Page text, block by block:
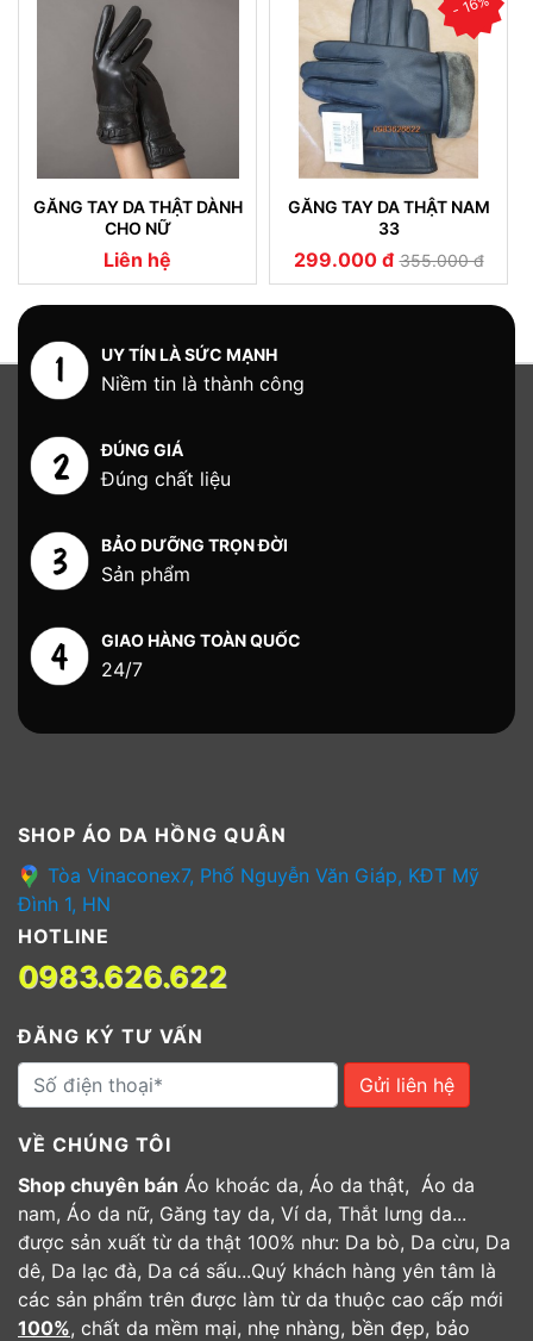
GĂNG TAY DA THẬT DÀNH
CHO NỮ
Liên hệ
GĂNG TAY DA THẬT NAM
33
299.000 đ 355.000 đ
UY TÍN LÀ SỨC MẠNH
Niềm tin là thành công
ĐÚNG GIÁ
Đúng chất liệu
BẢO DƯỠNG TRỌN ĐỜI
Sản phẩm
GIAO HÀNG TOÀN QUỐC
24/7
SHOP ÁO DA HỒNG QUÂN
Tòa Vinaconex7, Phố Nguyễn Văn Giáp, KĐT Mỹ
Đình 1, HN
HOTLINE
0983.626.622
ĐĂNG KÝ TƯ VẤN
Gửi liên hệ
VỀ CHÚNG TÔI
Shop chuyên bán Áo khoác da, Áo da thật, Áo da
nam, Áo da nữ, Găng tay da, Ví da, Thắt lưng da...
được sản xuất từ da thật 100% như: Da bò, Da cừu, Da
dê, Da lạc đà, Da cá sấu...Quý khách hàng yên tâm là
các sản phẩm trên được làm từ da thuộc cao cấp mới
100%, chất da mềm mại, nhẹ nhàng, bền đẹp, bảo